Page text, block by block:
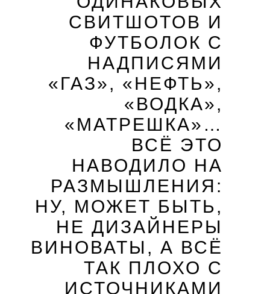
СВИТШОТОВ И
ФУТБОЛОК С
НАДПИСЯМИ
«ГАЗ», «НЕФТЬ»,
«ВОДКА»,
«МАТРЕШКА»…
ВСЁ ЭТО
НАВОДИЛО НА
РАЗМЫШЛЕНИЯ:
НУ, МОЖЕТ БЫТЬ,
НЕ ДИЗАЙНЕРЫ
ВИНОВАТЫ, А ВСЁ
ТАК ПЛОХО С
ИСТОЧНИКАМИ